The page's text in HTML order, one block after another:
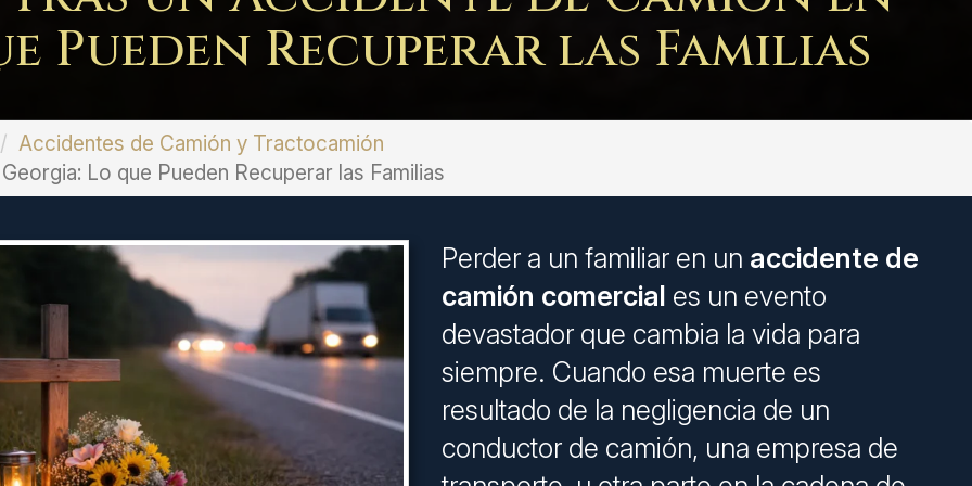
Pueden Recuperar las Familias
Accidentes de Camión y Tractocamión
Lo que Pueden Recuperar las Familias
Perder a un familiar en un accidente de
camión comercial es un evento
devastador que cambia la vida para
siempre. Cuando esa muerte es
resultado de la negligencia de un
conductor de camión, una empresa de